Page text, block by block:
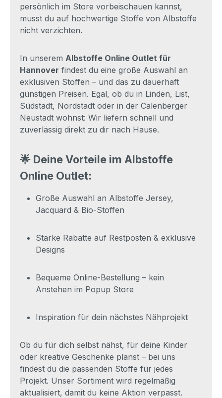
persönlich im Store vorbeischauen kannst,
musst du auf hochwertige Stoffe von Albstoffe
nicht verzichten.
In unserem Albstoffe Online Outlet für
Hannover findest du eine große Auswahl an
exklusiven Stoffen – und das zu dauerhaft
günstigen Preisen. Egal, ob du in Linden, List,
Südstadt, Nordstadt oder in der Calenberger
Neustadt wohnst: Wir liefern schnell und
zuverlässig direkt zu dir nach Hause.
🌟 Deine Vorteile im Albstoffe
Online Outlet:
Große Auswahl an Albstoffe Jersey,
Jacquard & Bio-Stoffen
Starke Rabatte auf Restposten & exklusive
Designs
Bequeme Online-Bestellung – kein
Anstehen im Popup Store
Inspiration für dein nächstes Nähprojekt
Ob du für dich selbst nähst, für deine Kinder
oder kreative Geschenke planst – bei uns
findest du die passenden Stoffe für jedes
Projekt. Unser Sortiment wird regelmäßig
aktualisiert, damit du keine Aktion verpasst.